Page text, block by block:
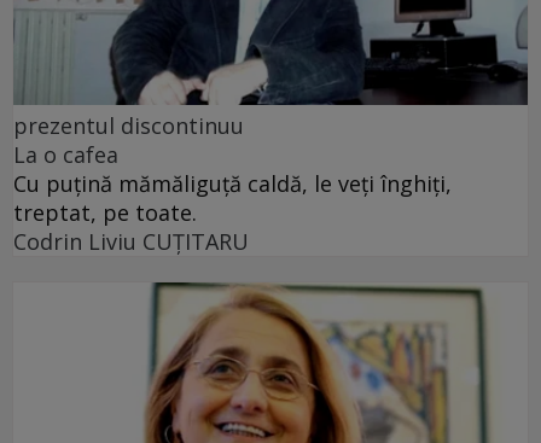
prezentul discontinuu
La o cafea
Cu puţină mămăliguţă caldă, le veţi înghiţi,
treptat, pe toate.
Codrin Liviu CUŢITARU